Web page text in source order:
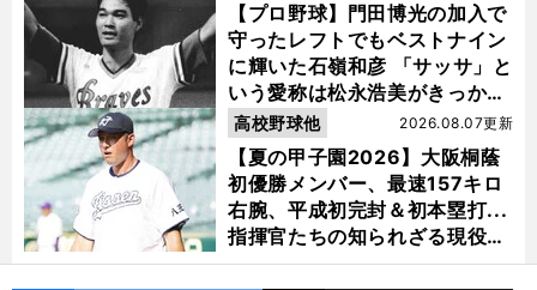
【プロ野球】門田博光の加入で
守ったレフトでもベストナイン
に輝いた石嶺和彦 「サッサ」と
いう愛称は松永浩美がきっか
け？
【夏の甲子園2026】大阪桐蔭
初優勝メンバー、最速157キロ
右腕、平成初完封＆初本塁打...
指揮官たちの知られざる現役時
代
2026.08.07更新
高校野球他